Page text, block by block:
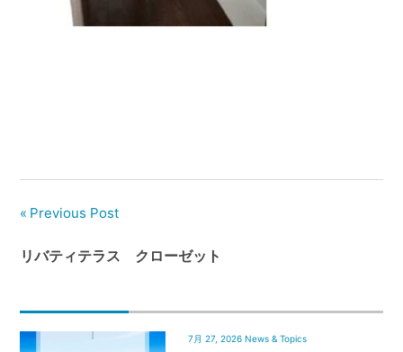
Previous Post
リバティテラス クローゼット
7月 27, 2026 News & Topics